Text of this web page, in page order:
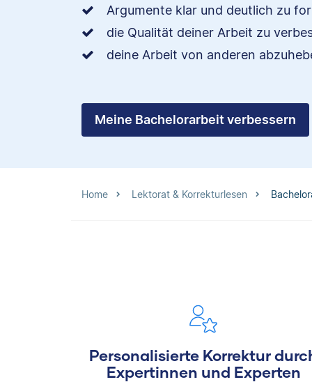
Argumente klar und deutlich zu
die Qualität deiner Arbeit zu
deine Arbeit von anderen
Meine Bachelorarbeit verbessern
Home Lektorat & Korrekturlesen
Personalisierte Korrektur
Expertinnen und Experten